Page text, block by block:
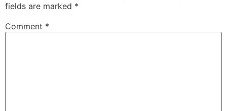
fields are marked *
Comment *